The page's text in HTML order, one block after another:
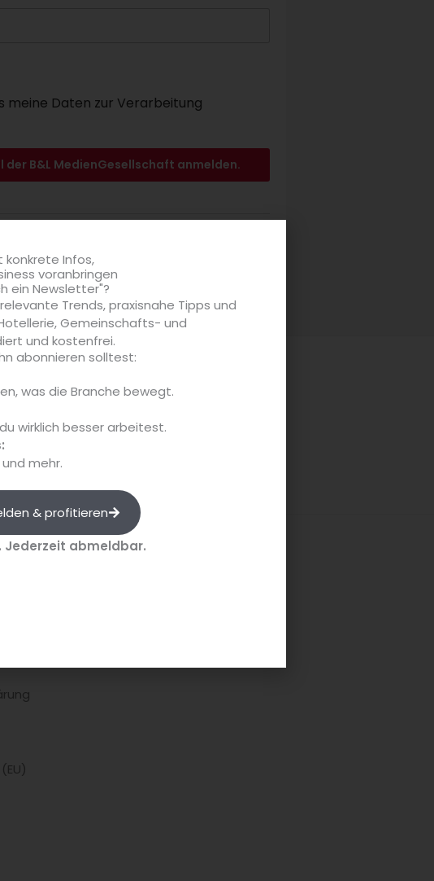
meine Daten zur Verarbeitung
B&L MedienGesellschaft anmelden.
abschließen!
konkrete Infos,
voranbringen
ein Newsletter"?
Trends, praxisnahe Tipps und
Gemeinschafts- und
und kostenfrei.
abonnieren solltest:
was die Branche bewegt.
wirklich besser arbeitest.
mehr.
& profitieren
Jederzeit abmeldbar.